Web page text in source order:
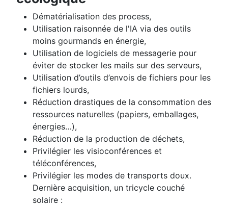
Dématérialisation des process,
Utilisation raisonnée de l'IA via des outils
moins gourmands en énergie,
Utilisation de logiciels de messagerie pour
éviter de stocker les mails sur des serveurs,
Utilisation d’outils d’envois de fichiers pour les
fichiers lourds,
Réduction drastiques de la consommation des
ressources naturelles (papiers, emballages,
énergies…),
Réduction de la production de déchets,
Privilégier les visioconférences et
téléconférences,
Privilégier les modes de transports doux.
Dernière acquisition, un tricycle couché
solaire :